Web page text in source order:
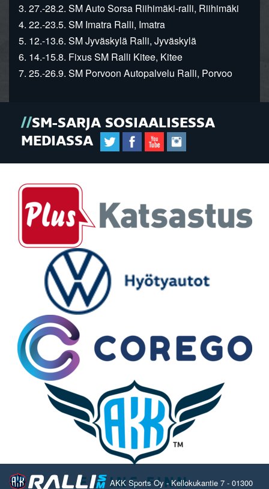
3. 27.-28.2. SM Auto Sorsa Riihimäki-ralli, Riihimäki
4. 22.-23.5. SM Imatra Ralli, Imatra
5. 12.-13.6. SM Jyväskylä Ralli, Jyväskylä
6. 14.-15.8. Fixus SM Ralli Kitee, Kitee
7. 25.-26.9. SM Porvoon Autopalvelu Ralli, Porvoo
SM-SARJA SOSIAALISESSA
MEDIASSA
AKK Sports Oy - Kellokukantie 7 - 01300